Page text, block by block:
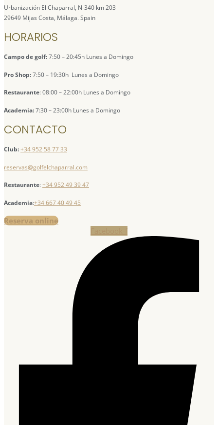
Urbanización El Chaparral, N-340 km 203
29649 Mijas Costa, Málaga. Spain
HORARIOS
Campo de golf:7:50 – 20:45h Lunes a Domingo
Pro Shop:7:50 – 19:30h Lunes a Domingo
Restaurante: 08:00 – 22:00h Lunes a Domingo
Academia:7:30 – 23:00h Lunes a Domingo
CONTACTO
Club:+34 952 58 77 33
reservas@golfelchaparral.com
Restaurante:+34 952 49 39 47
Academia:+34 667 40 49 45
Reserva online